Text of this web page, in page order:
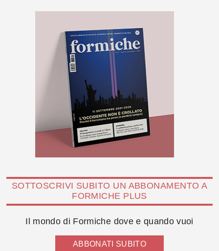
SOTTOSCRIVI SUBITO UN ABBONAMENTO A
FORMICHE PLUS
Il mondo di Formiche dove e quando vuoi
ABBONATI SUBITO